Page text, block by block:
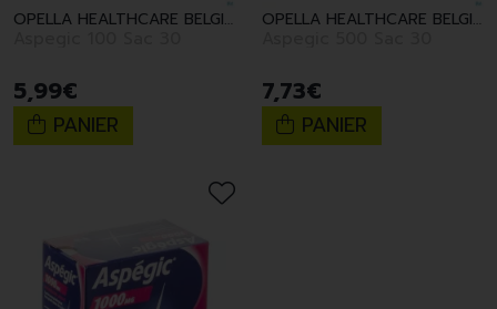
OPELLA HEALTHCARE BELGIUM SANV
5,99€
PANIER
OPELLA HEALTHCARE BELGIUM SANV
7,73€
PANIER